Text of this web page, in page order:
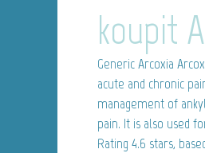
koupit
Generic Arcoxia
acute and chronic
management of
pain. It is also used
Rating 4.6 stars,